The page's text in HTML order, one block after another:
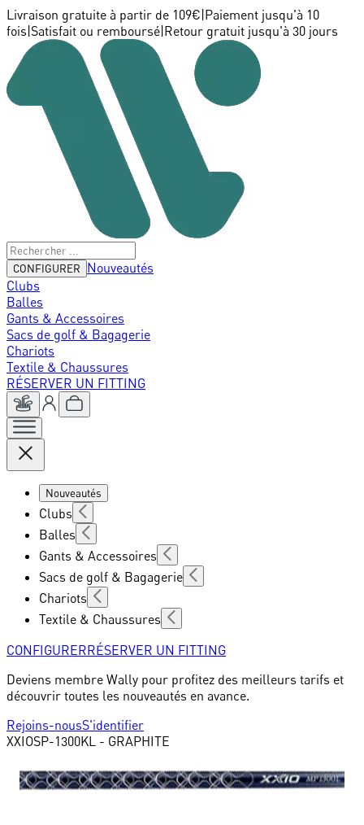
Livraison gratuite à partir de 109€ Paiement jusqu'à 10
fois Satisfait ou remboursé Retour gratuit jusqu'à 30 jours
CONFIGURER
Nouveautés
Clubs
Balles
Gants & Accessoires
Sacs de golf & Bagagerie
Chariots
Textile & Chaussures
RÉSERVER UN FITTING
Nouveautés
Clubs
Balles
Gants & Accessoires
Sacs de golf & Bagagerie
Chariots
Textile & Chaussures
CONFIGURERRÉSERVER UN FITTING
Deviens membre Wally pour profitez des meilleurs tarifs et
découvrir toutes les nouveautés en avance.
Rejoins-nousS'identifier
XXIOSP-1300KL - GRAPHITE